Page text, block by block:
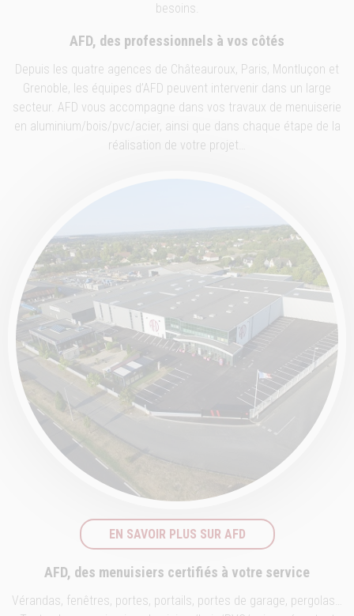
besoins.
AFD, des professionnels à vos côtés
Depuis les quatre agences de Châteauroux, Paris, Montluçon et
Grenoble, les équipes d’AFD peuvent intervenir dans un large
secteur. AFD vous accompagne dans vos travaux de menuiserie
en aluminium/bois/pvc/acier, ainsi que dans chaque étape de la
réalisation de votre projet…
EN SAVOIR PLUS SUR AFD
AFD, des menuisiers certifiés à votre service
Vérandas, fenêtres, portes, portails, portes de garage, pergolas…